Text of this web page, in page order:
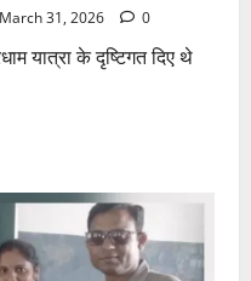
March 31, 2026 0
यात्रा के दृष्टिगत दिए थे